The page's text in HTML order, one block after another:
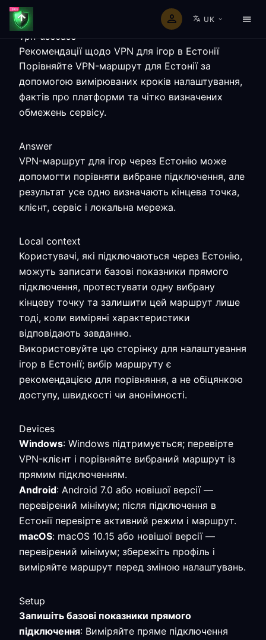
UK
vpn-usecase
Рекомендації щодо VPN для ігор в Естонії
Порівняйте VPN-маршрут для Естонії за
допомогою вимірюваних кроків налаштування,
фактів про платформи та чітко визначених
обмежень сервісу.
Answer
VPN-маршрут для ігор через Естонію може
допомогти порівняти вибране підключення, але
результат усе одно визначають кінцева точка,
клієнт, сервіс і локальна мережа.
Local context
Користувачі, які підключаються через Естонію,
можуть записати базові показники прямого
підключення, протестувати одну вибрану
кінцеву точку та залишити цей маршрут лише
тоді, коли виміряні характеристики
відповідають завданню.
Використовуйте цю сторінку для налаштування
ігор в Естонії; вибір маршруту є
рекомендацією для порівняння, а не обіцянкою
доступу, швидкості чи анонімності.
Devices
Windows: Windows підтримується; перевірте
VPN-клієнт і порівняйте вибраний маршрут із
прямим підключенням.
Android: Android 7.0 або новішої версії —
перевірений мінімум; після підключення в
Естонії перевірте активний режим і маршрут.
macOS: macOS 10.15 або новішої версії —
перевірений мінімум; збережіть профіль і
виміряйте маршрут перед зміною налаштувань.
Setup
Запишіть базові показники прямого
підключення: Виміряйте пряме підключення